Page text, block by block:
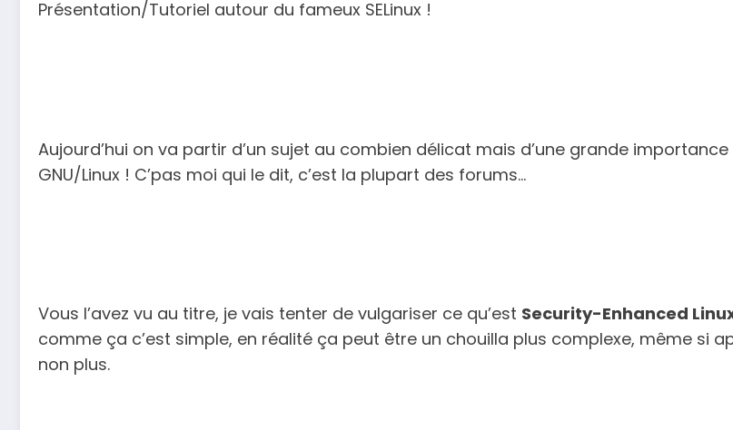
Présentation/Tutoriel autour du fameux SELinux !
Aujourd’hui on va partir d’un sujet au combien délicat mais d’une grande
GNU/Linux ! C’pas moi qui le dit, c’est la plupart des forums…
Vous l’avez vu au titre, je vais tenter de vulgariser ce qu’est Security-Enhanced
comme ça c’est simple, en réalité ça peut être un chouilla plus complexe, même si
non plus.